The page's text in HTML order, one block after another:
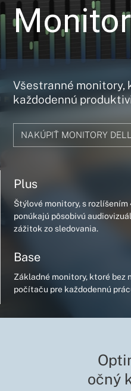
Všestranné monitory,
každodennú
NAKÚPIŤ MONITORY DELL
Plus
Štýlové monitory, s
ponúkajú pôsobivú
zážitok zo sledovania.
Base
Základné monitory, ktoré bez
počítaču pre každodennú
očný